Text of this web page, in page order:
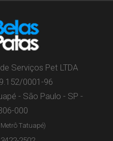
Serviços Pet LTDA
0001-96
- São Paulo - SP -
000
Tatuapé)